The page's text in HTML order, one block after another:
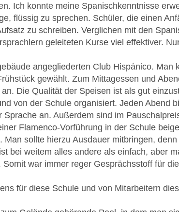
Ich konnte meine Spanischkenntnisse
flüssig zu sprechen. Schüler, die einen
zu schreiben. Verglichen mit den
geleiteten Kurse viel effektiver.
angegliederten Club Hispánico. Man
gewählt. Zum Mittagessen und
Die Qualität der Speisen ist als gut
von der Schule organisiert. Jeden Abend
an. Außerdem sind im
Flamenco-Vorführung in der Schule
sollte hierzu Ausdauer mitbringen,
bei weitem alles andere als einfach, aber
war immer reger Gesprächsstoff für
für diese Schule und von Mitarbeitern